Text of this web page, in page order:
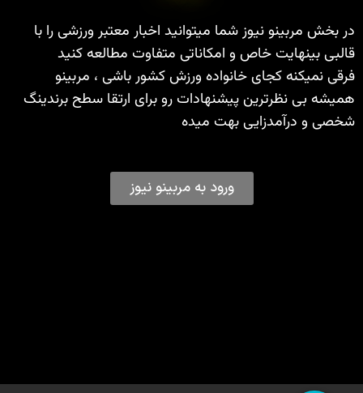
در بخش مربینو نیوز شما میتوانید اخبار معتبر ورزشی را با
قالبی بینهایت خاص و امکاناتی متفاوت مطالعه کنید
فرقی نمیکنه کجای خانواده ورزش کشور باشی ، مربینو
همیشه بی نظرترین پیشنهادات رو برای ارتقا سطح برندینگ
شخصی و درآمدزایی بهت میده
ورود به مربینو نیوز